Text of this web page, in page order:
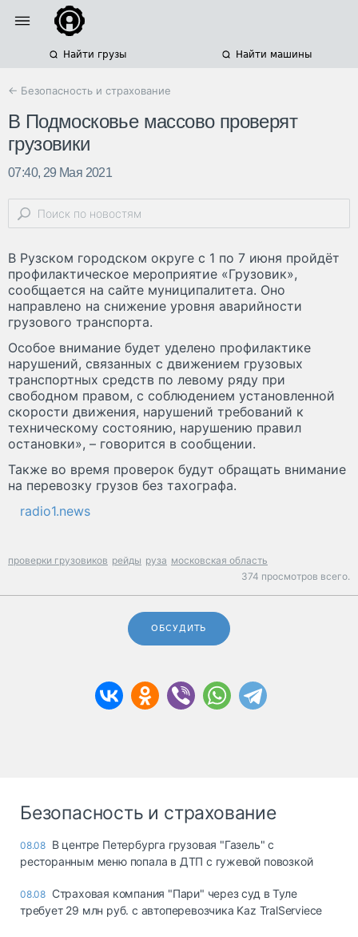
Найти грузы Найти машины
← Безопасность и страхование
В Подмосковье массово проверят
грузовики
07:40, 29 Мая 2021
В Рузском городском округе с 1 по 7 июня пройдёт
профилактическое мероприятие «Грузовик»,
сообщается на сайте муниципалитета. Оно
направлено на снижение уровня аварийности
грузового транспорта.
Особое внимание будет уделено профилактике
нарушений, связанных с движением грузовых
транспортных средств по левому ряду при
свободном правом, с соблюдением установленной
скорости движения, нарушений требований к
техническому состоянию, нарушению правил
остановки», – говорится в сообщении.
Также во время проверок будут обращать внимание
на перевозку грузов без тахографа.
radio1.news
проверки грузовиков рейды руза московская область
374 просмотров всего.
ОБСУДИТЬ
Безопасность и страхование
08.08 В центре Петербурга грузовая "Газель" с
ресторанным меню попала в ДТП с гужевой повозкой
08.08 Страховая компания "Пари" через суд в Туле
требует 29 млн руб. с автоперевозчика Kaz TralServiece